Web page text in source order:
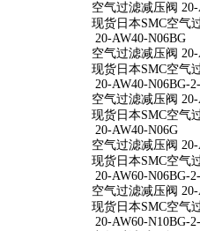
空气过滤减压阀
现货日本SMC空气
20-AW40-N06BG
空气过滤减压阀
现货日本SMC空气
20-AW40-N06BG-
空气过滤减压阀
现货日本SMC空气
20-AW40-N06G
空气过滤减压阀
现货日本SMC空气
20-AW60-N06BG-
空气过滤减压阀
现货日本SMC空气
20-AW60-N10BG-